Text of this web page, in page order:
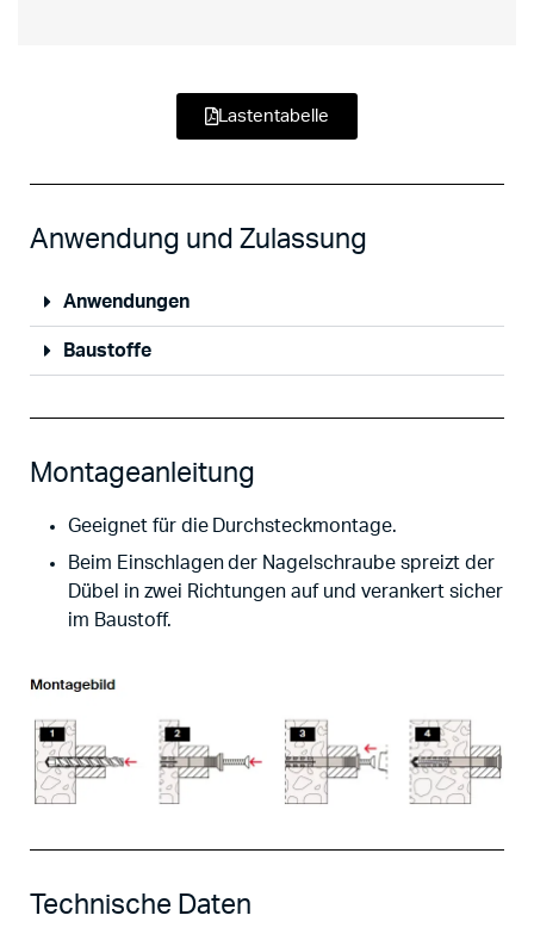
Lastentabelle
Anwendung und Zulassung
Anwendungen
Baustoffe
Montageanleitung
Geeignet für die Durchsteckmontage.
Beim Einschlagen der Nagelschraube spreizt der
Dübel in zwei Richtungen auf und verankert sicher
im Baustoff.
Technische Daten